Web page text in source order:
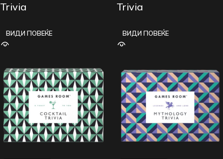
Trivia
ВИДИ ПОВЕЌЕ
Trivia
ВИДИ ПОВЕЌЕ